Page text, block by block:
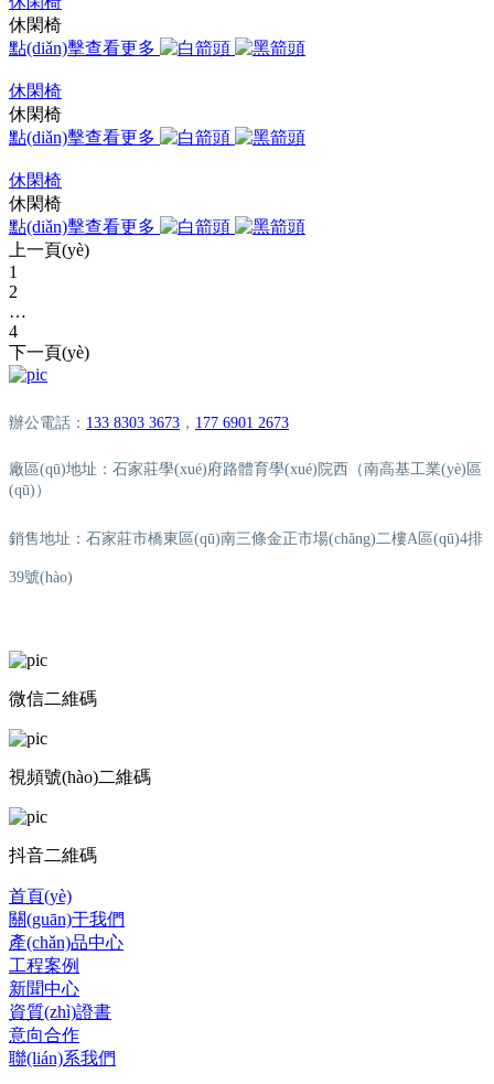
休閑椅
點(diǎn)擊查看更多
休閑椅
休閑椅
點(diǎn)擊查看更多
休閑椅
休閑椅
點(diǎn)擊查看更多
上一頁(yè)
1
2
…
4
下一頁(yè)
辦公電話： 133 8303 3673 ， 177 6901 2673
廠區(qū)地址：石家莊學(xué)府路體育學(xué)院西（南高基工業(yè)區
(qū)）
銷售地址：石家莊市橋東區(qū)南三條金正市場(chǎng)二樓A區(qū)4排
39號(hào)
微信二維碼
視頻號(hào)二維碼
抖音二維碼
首頁(yè)
關(guān)于我們
產(chǎn)品中心
工程案例
新聞中心
資質(zhì)證書
意向合作
聯(lián)系我們